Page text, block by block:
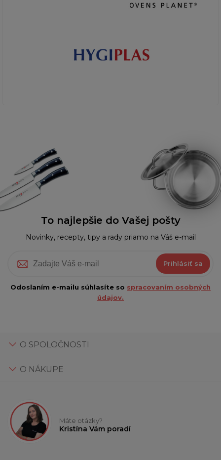
To najlepšie do Vašej pošty
Novinky, recepty, tipy a rady priamo na Váš e-mail
Prihlásiť sa
Odoslaním e-mailu súhlasíte so spracovaním osobných
údajov.
O SPOLOČNOSTI
O NÁKUPE
Máte otázky?
Kristína Vám poradí